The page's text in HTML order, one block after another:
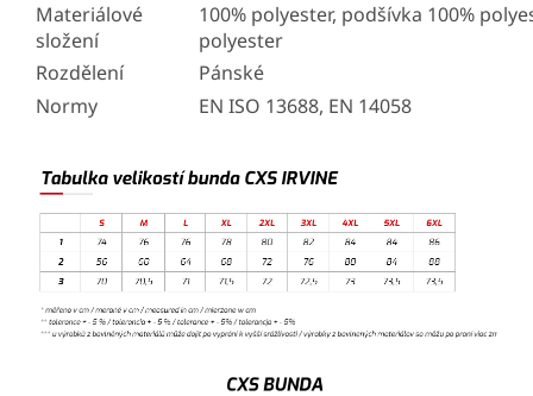
Materiálové
složení
100% polyester, podšívka 100%
polyester
Rozdělení
Pánské
Normy
EN ISO 13688, EN 14058